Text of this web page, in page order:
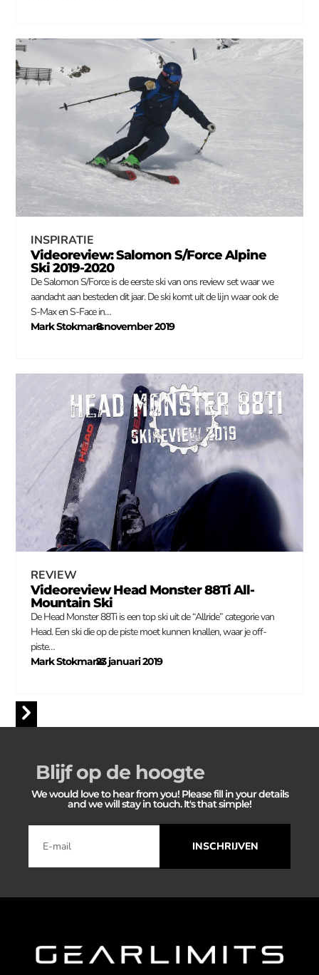
INSPIRATIE
Videoreview: Salomon S/Force Alpine
Ski 2019-2020
De Salomon S/Force is de eerste ski van ons review set waar we
aandacht aan besteden dit jaar. De ski komt uit de lijn waar ook de
S-Max en S-Face in…
Mark Stokmans
–
8 november 2019
REVIEW
Videoreview Head Monster 88Ti All-
Mountain Ski
De Head Monster 88Ti is een top ski uit de “Allride” categorie van
Head. Een ski die op de piste moet kunnen knallen, waar je off-
piste…
Mark Stokmans
–
23 januari 2019
Blijf op de hoogte
We would love to hear from you! Please fill in your details
and we will stay in touch. It's that simple!
INSCHRIJVEN